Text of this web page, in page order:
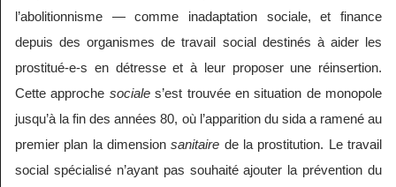
l’abolitionnisme — comme inadaptation sociale, et finance
depuis des organismes de travail social destinés à aider les
prostitué-e-s en détresse et à leur proposer une réinsertion.
Cette approche sociales’est trouvée en situation de monopole
jusqu’à la fin des années 80, où l’apparition du sida a ramené au
premier plan la dimensionsanitaire de la prostitution. Le travail
social spécialisé n’ayant pas souhaité ajouter la prévention du